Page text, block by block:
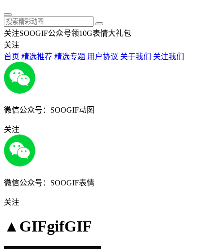
关注SOOGIF公众号领10G表情大礼包
关注
首页 精选推荐 精选专题 用户协议 关于我们 关注我们
微信公众号：SOOGIF动图
关注
微信公众号：SOOGIF表情
关注
▲GIFgifGIF